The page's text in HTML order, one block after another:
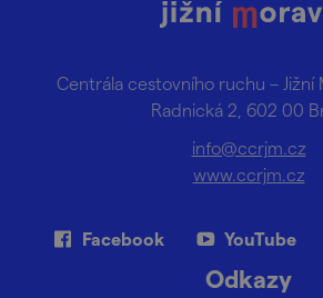
Centrála cestovního ruchu – Jižní
Radnická 2, 602 00
info@ccrjm.cz
www.ccrjm.cz
Facebook YouTube
Odkazy